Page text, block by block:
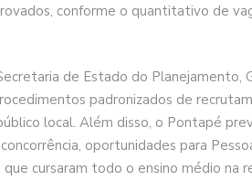
conforme o quantitativo de
de Estado do Planejamento,
padronizados de
local. Além disso, o Pontapé
oportunidades para
cursaram todo o ensino médio na